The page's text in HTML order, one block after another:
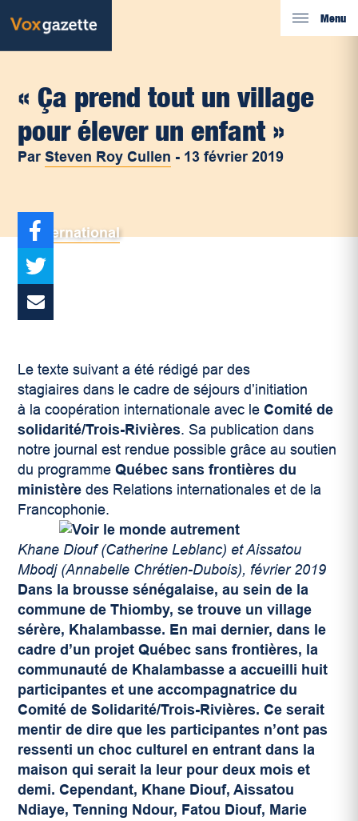
Menu
« Ça prend tout un village
pour élever un enfant »
ParSteven Roy Cullen - 13 février 2019
International
Le texte suivant a été rédigé par des
stagiaires dans le cadre de séjours d’initiation
à la coopération internationale avec leComité de
solidarité/Trois-Rivières. Sa publication dans
notre journal est rendue possible grâce au soutien
du programmeQuébec sans frontières du
ministère des Relations internationales et de la
Francophonie.
Khane Diouf (Catherine Leblanc) et Aissatou
Mbodj (Annabelle Chrétien-Dubois), février 2019
Dans la brousse sénégalaise, au sein de la
commune de Thiomby, se trouve un village
sérère, Khalambasse. En mai dernier, dans le
cadre d’un projet Québec sans frontières, la
communauté de Khalambasse a accueilli huit
participantes et une accompagnatrice du
Comité de Solidarité/Trois-Rivières. Ce serait
mentir de dire que les participantes n’ont pas
ressenti un choc culturel en entrant dans la
maison qui serait la leur pour deux mois et
demi. Cependant, Khane Diouf, Aissatou
Ndiaye, Tenning Ndour, Fatou Diouf, Marie